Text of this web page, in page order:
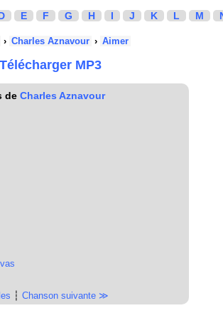
E F G H I J K L M
› Charles Aznavour › Aimer
MP3
de Charles Aznavour
┆ Chanson suivante ≫